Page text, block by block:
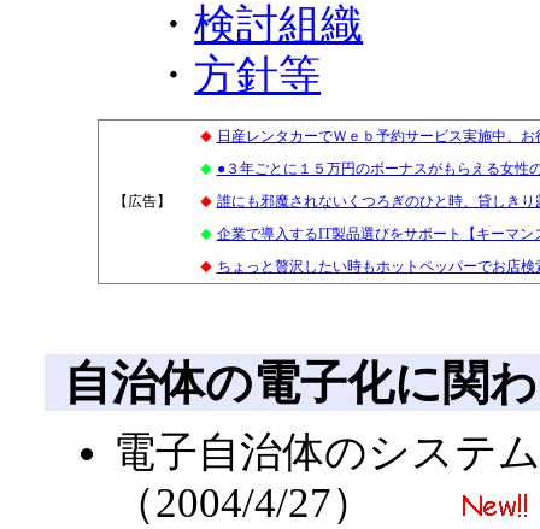
・検討組織
・ 方針等
【広告】
◆ 日産レンタカーでＷｅｂ予約サービス実施中、
◆ ●３年ごとに１５万円のボーナスがもらえる女性
◆ 誰にも邪魔されないくつろぎのひと時、貸しき
◆ 企業で導入するIT製品選びをサポート【キーマン
◆ ちょっと贅沢したい時もホットペッパーでお店
自治体の電子化に関
電子自治体のシステ
（2004/4/27）